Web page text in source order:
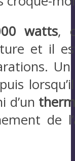
watts,
et il
d’un
de